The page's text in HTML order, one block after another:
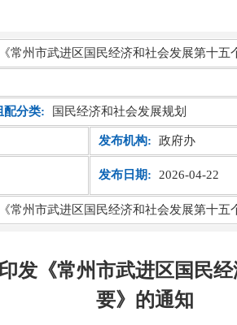
常州市武进区国民经济和社会发展第十五
配分类: 国民经济和社会发展规划
发布机构: 政府办
发布日期: 2026-04-22
常州市武进区国民经济和社会发展第十五
发《常州市武进区国民
要》的通知